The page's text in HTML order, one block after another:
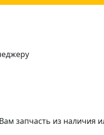
запчасть из наличия